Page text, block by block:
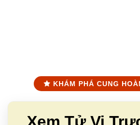
KHÁM PHÁ CUNG